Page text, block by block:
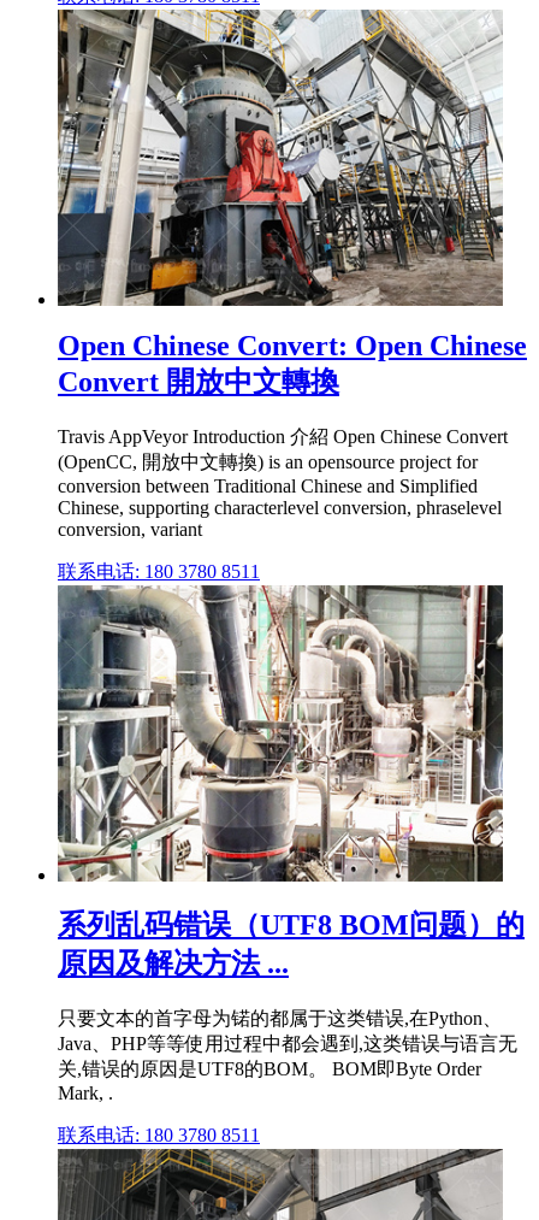
Open Chinese Convert: Open Chinese
Convert 開放中文轉換
Travis AppVeyor Introduction 介紹 Open Chinese Convert
(OpenCC, 開放中文轉換) is an opensource project for
conversion between Traditional Chinese and Simplified
Chinese, supporting characterlevel conversion, phraselevel
conversion, variant
联系电话: 180 3780 8511
系列乱码错误（UTF8 BOM问题）的
原因及解决方法 ...
只要文本的首字母为锘的都属于这类错误,在Python、
Java、PHP等等使用过程中都会遇到,这类错误与语言无
关,错误的原因是UTF8的BOM。 BOM即Byte Order
Mark, .
联系电话: 180 3780 8511